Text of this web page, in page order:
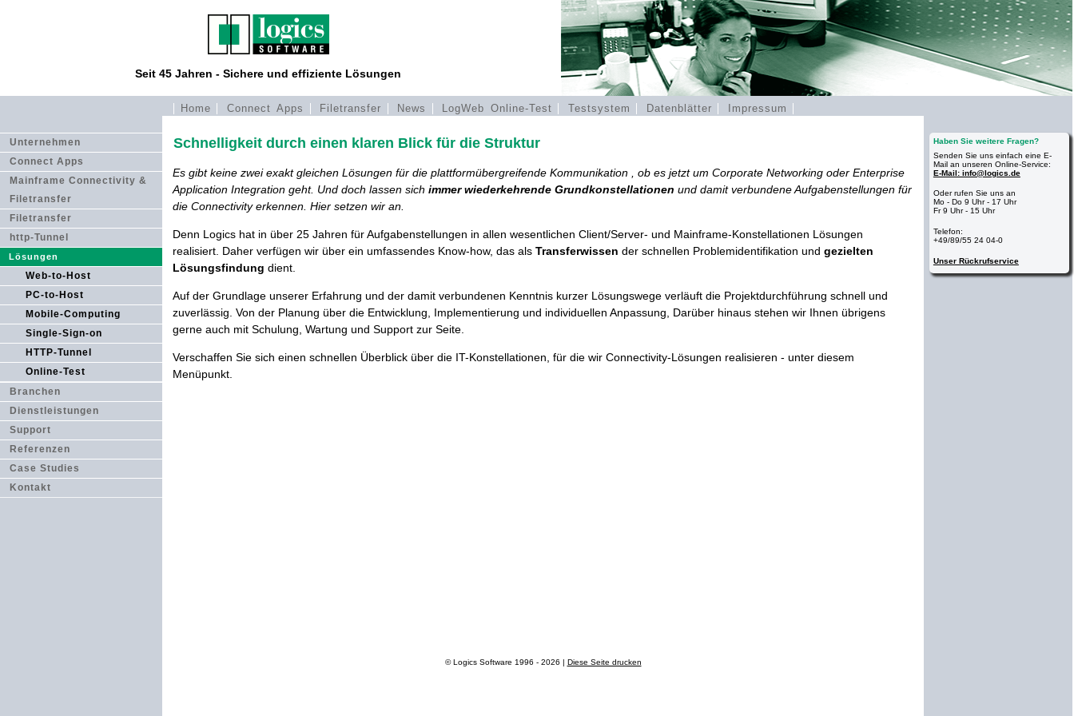
Seit 45 Jahren - Sichere und effiziente Lösungen
Home Connect Apps Filetransfer News LogWeb Online-Test Testsystem Datenblätter Impressum
Unternehmen
Connect Apps
Mainframe Connectivity &
Filetransfer
Filetransfer
http-Tunnel
Lösungen
Web-to-Host
PC-to-Host
Mobile-Computing
Single-Sign-on
HTTP-Tunnel
Online-Test
Branchen
Dienstleistungen
Support
Referenzen
Case Studies
Kontakt
Schnelligkeit durch einen klaren Blick für die Struktur
Es gibt keine zwei exakt gleichen Lösungen für die plattformübergreifende Kommunikation , ob es jetzt um Corporate Networking oder Enterprise
Application Integration geht. Und doch lassen sich immer wiederkehrende Grundkonstellationen und damit verbundene Aufgabenstellungen für
die Connectivity erkennen. Hier setzen wir an.
Denn Logics hat in über 25 Jahren für Aufgabenstellungen in allen wesentlichen Client/Server- und Mainframe-Konstellationen Lösungen
realisiert. Daher verfügen wir über ein umfassendes Know-how, das als Transferwissen der schnellen Problemidentifikation und gezielten
Lösungsfindung dient.
Auf der Grundlage unserer Erfahrung und der damit verbundenen Kenntnis kurzer Lösungswege verläuft die Projektdurchführung schnell und
zuverlässig. Von der Planung über die Entwicklung, Implementierung und individuellen Anpassung, Darüber hinaus stehen wir Ihnen übrigens
gerne auch mit Schulung, Wartung und Support zur Seite.
Verschaffen Sie sich einen schnellen Überblick über die IT-Konstellationen, für die wir Connectivity-Lösungen realisieren - unter diesem
Menüpunkt.
Haben Sie weitere Fragen?
Senden Sie uns einfach eine E-
Mail an unseren Online-Service:
E-Mail: info@logics.de
Oder rufen Sie uns an
Mo - Do 9 Uhr - 17 Uhr
Fr 9 Uhr - 15 Uhr
Telefon:
+49/89/55 24 04-0
Unser Rückrufservice
© Logics Software 1996 - 2026 | Diese Seite drucken